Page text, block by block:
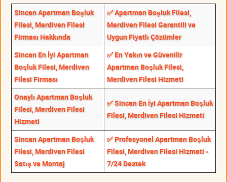
Sincan Apartman Boşluk
Filesi, Merdiven Filesi
Firması Hakkında
✅ Apartman Boşluk Filesi,
Merdiven Filesi Garantili ve
Uygun Fiyatlı Çözümler
Sincan En İyi Apartman
Boşluk Filesi, Merdiven
Filesi Firması
✅ En Yakın ve Güvenilir
Apartman Boşluk Filesi,
Merdiven Filesi Hizmeti
Onaylı Apartman Boşluk
Filesi, Merdiven Filesi
Hizmeti
✅ Sincan En İyi Apartman Boşluk
Filesi, Merdiven Filesi Hizmeti
Sincan Apartman Boşluk
Filesi, Merdiven Filesi
Satış ve Montaj
✅ Profesyonel Apartman Boşluk
Filesi, Merdiven Filesi Hizmeti -
7/24 Destek